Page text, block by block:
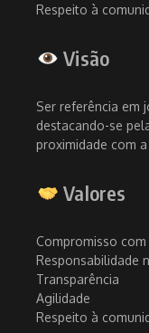
Respeito à
Visão
Ser referência em
destacando-se
proximidade com
Valores
Compromisso com
Responsabilidade
Transparência
Agilidade
Respeito à